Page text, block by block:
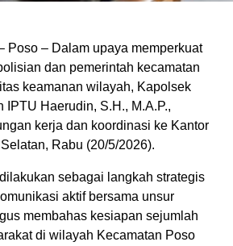
Poso – Dalam upaya memperkuat
dan pemerintah kecamatan
keamanan wilayah, Kapolsek
IPTU Haerudin, S.H., M.A.P.,
kerja dan koordinasi ke Kantor
Rabu (20/5/2026).
sebagai langkah strategis
aktif bersama unsur
membahas kesiapan sejumlah
di wilayah Kecamatan Poso